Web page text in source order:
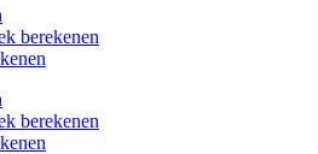
berekenen
berekenen